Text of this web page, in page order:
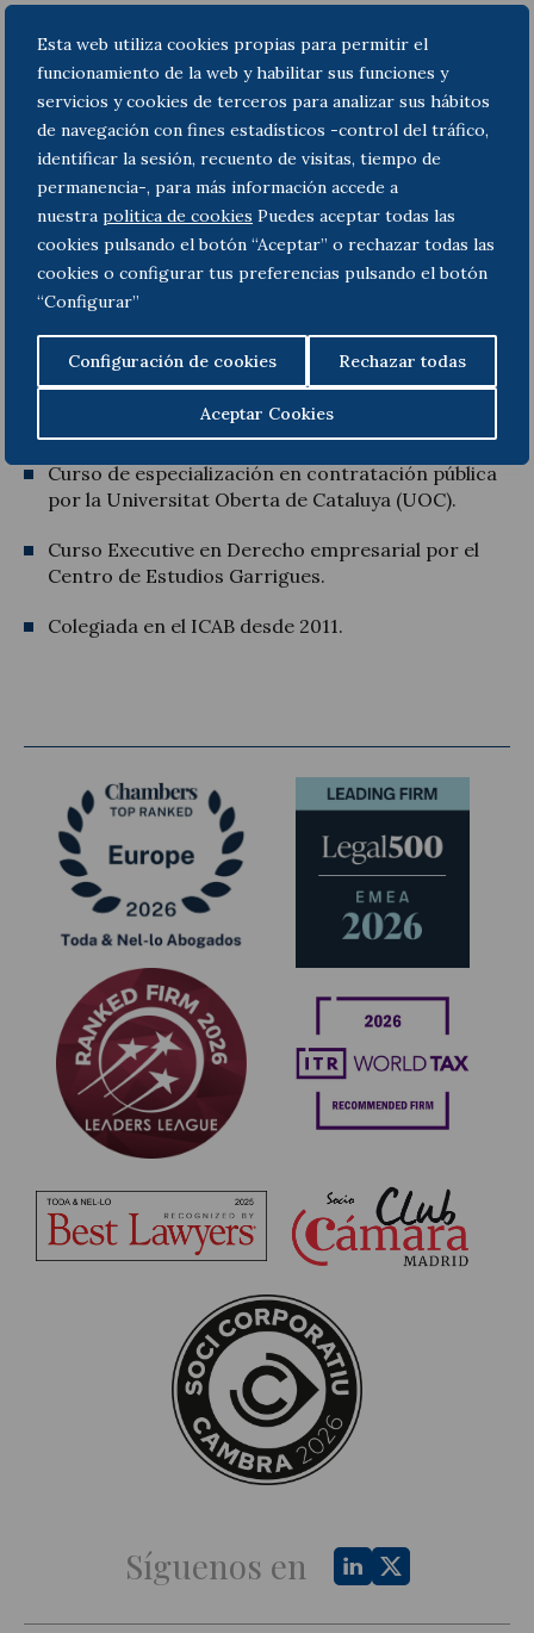
Esta web utiliza cookies propias para permitir el
funcionamiento de la web y habilitar sus funciones y
servicios y cookies de terceros para analizar sus hábitos
de navegación con fines estadísticos -control del tráfico,
identificar la sesión, recuento de visitas, tiempo de
permanencia-, para más información accede a
nuestra politica de cookies Puedes aceptar todas las
cookies pulsando el botón “Aceptar” o rechazar todas las
cookies o configurar tus preferencias pulsando el botón
“Configurar”
Configuración de cookies Rechazar todas
Aceptar Cookies
Amplia experiencia en el asesoramiento a
empresas y a Administraciones en
procedimientos de contratación pública,
concesiones y proyectos de infraestructuras, así
como en procedimientos administrativos y
contencioso-administrativos.
Doctora en Derecho Público por la Universidad
Autónoma de Barcelona (UAB), con Mención
Derecho Europeo.
Curso sobre la Ley de Contratos del Sector
Público por el ICAB.
Curso de especialización en contratación pública
por la Universitat Oberta de Cataluya (UOC).
Curso Executive en Derecho empresarial por el
Centro de Estudios Garrigues.
Colegiada en el ICAB desde 2011.
Síguenos en